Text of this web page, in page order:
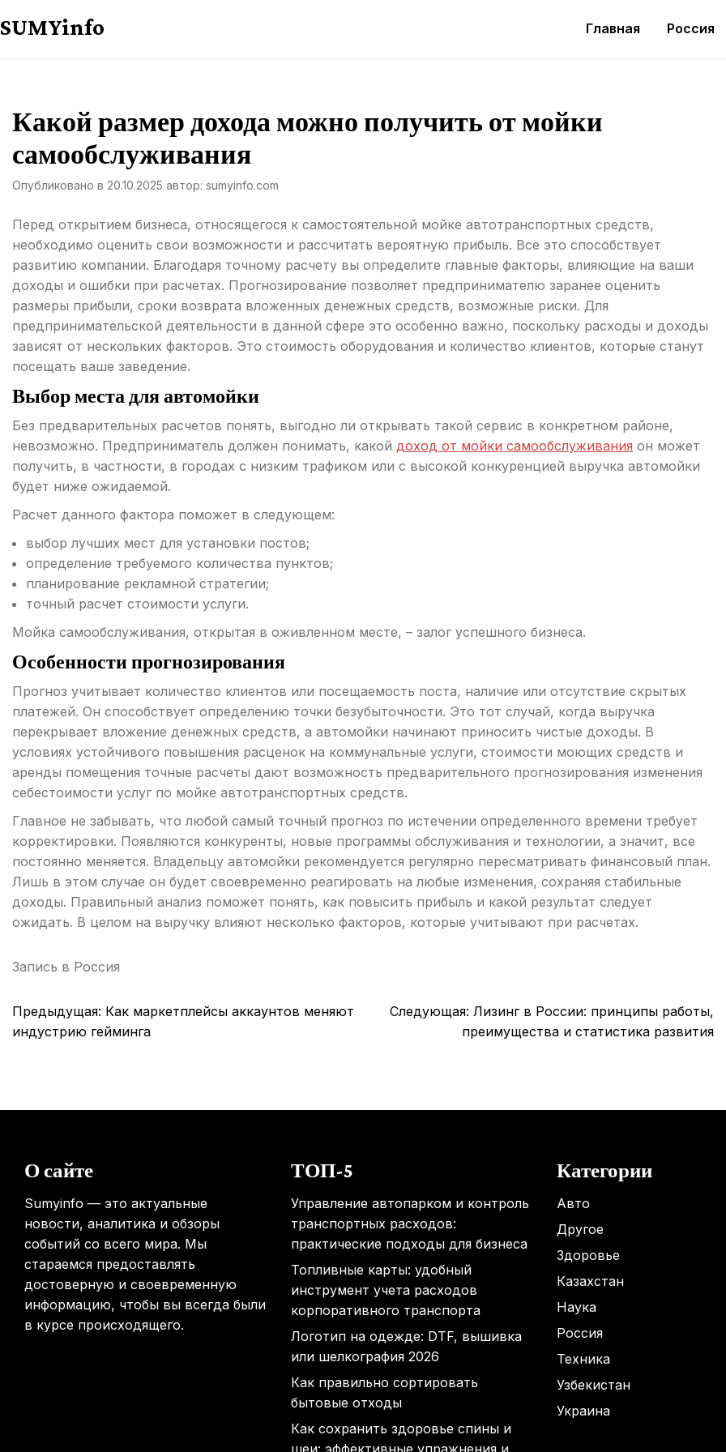
к
SUMYinfo Главная Россия
Какой размер дохода можно получить от мойки
самообслуживания
Опубликовано в 20.10.2025 автор: sumyinfo.com
Перед открытием бизнеса, относящегося к самостоятельной мойке автотранспортных средств,
необходимо оценить свои возможности и рассчитать вероятную прибыль. Все это способствует
развитию компании. Благодаря точному расчету вы определите главные факторы, влияющие на ваши
доходы и ошибки при расчетах. Прогнозирование позволяет предпринимателю заранее оценить
размеры прибыли, сроки возврата вложенных денежных средств, возможные риски. Для
предпринимательской деятельности в данной сфере это особенно важно, поскольку расходы и доходы
зависят от нескольких факторов. Это стоимость оборудования и количество клиентов, которые станут
посещать ваше заведение.
Выбор места для автомойки
Без предварительных расчетов понять, выгодно ли открывать такой сервис в конкретном районе,
невозможно. Предприниматель должен понимать, какой доход от мойки самообслуживания он может
получить, в частности, в городах с низким трафиком или с высокой конкуренцией выручка автомойки
будет ниже ожидаемой.
Расчет данного фактора поможет в следующем:
выбор лучших мест для установки постов;
определение требуемого количества пунктов;
планирование рекламной стратегии;
точный расчет стоимости услуги.
Мойка самообслуживания, открытая в оживленном месте, – залог успешного бизнеса.
Особенности прогнозирования
Прогноз учитывает количество клиентов или посещаемость поста, наличие или отсутствие скрытых
платежей. Он способствует определению точки безубыточности. Это тот случай, когда выручка
перекрывает вложение денежных средств, а автомойки начинают приносить чистые доходы. В
условиях устойчивого повышения расценок на коммунальные услуги, стоимости моющих средств и
аренды помещения точные расчеты дают возможность предварительного прогнозирования изменения
себестоимости услуг по мойке автотранспортных средств.
Главное не забывать, что любой самый точный прогноз по истечении определенного времени требует
корректировки. Появляются конкуренты, новые программы обслуживания и технологии, а значит, все
постоянно меняется. Владельцу автомойки рекомендуется регулярно пересматривать финансовый план.
Лишь в этом случае он будет своевременно реагировать на любые изменения, сохраняя стабильные
доходы. Правильный анализ поможет понять, как повысить прибыль и какой результат следует
ожидать. В целом на выручку влияют несколько факторов, которые учитывают при расчетах.
Запись в Россия
Навигация
по
Предыдущая: Как маркетплейсы аккаунтов меняют
индустрию гейминга
Следующая: Лизинг в России: принципы работы,
преимущества и статистика развития
О сайте
Sumyinfo — это актуальные
новости, аналитика и обзоры
событий со всего мира. Мы
стараемся предоставлять
достоверную и своевременную
информацию, чтобы вы всегда были
в курсе происходящего.
ТОП-5
Управление автопарком и контроль
транспортных расходов:
практические подходы для бизнеса
Топливные карты: удобный
инструмент учета расходов
корпоративного транспорта
Логотип на одежде: DTF, вышивка
или шелкография 2026
Как правильно сортировать
бытовые отходы
Как сохранить здоровье спины и
шеи: эффективные упражнения и
Категории
Авто
Другое
Здоровье
Казахстан
Наука
Россия
Техника
Узбекистан
Украина